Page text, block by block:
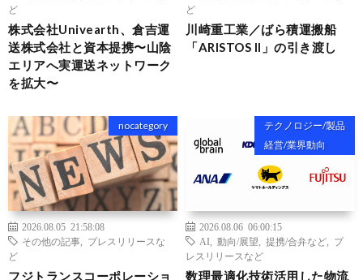
ど
株式会社Univearth、倉吉運
送株式会社と資本提携〜山陰
エリアへ実運送ネットワーク
を拡大〜
ど
川崎重工業／ばら積運搬船
「ARISTOS II」の引き渡し
nocategory
2026.08.05 21:58:08
その他の記事
プレスリリースな
ど
フジトランスコーポレーショ
テクノロジー/製品
経営/業界動向
2026.08.06 06:00:15
AI
動向/展望 提携/合弁など
プ
レスリリースなど
数理最適化技術活用した物流